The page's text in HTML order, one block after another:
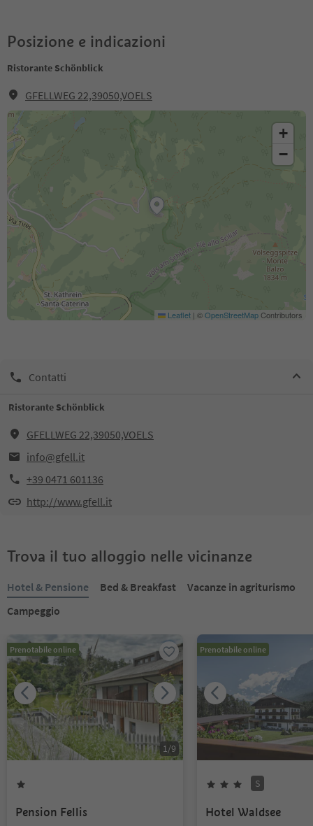
Posizione e indicazioni
Ristorante Schönblick
GFELLWEG 22,39050,VOELS
+
−
Leaflet | ©OpenStreetMapContributors
Contatti
Ristorante Schönblick
GFELLWEG 22,39050,VOELS
info@gfell.it
+39 0471 601136
http://www.gfell.it
Trova il tuo alloggio nelle vicinanze
Hotel & Pensione Bed & Breakfast
Vacanze in agriturismo
Campeggio
Prenotabile online
1/9
Pension Fellis
Prenotabile online
S
Hotel Waldsee